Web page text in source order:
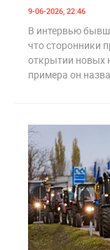
9-06-2026, 22:46
В интервью
что сторонники
открытии новых
примера он